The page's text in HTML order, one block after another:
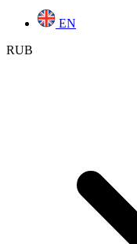
EN
RUB